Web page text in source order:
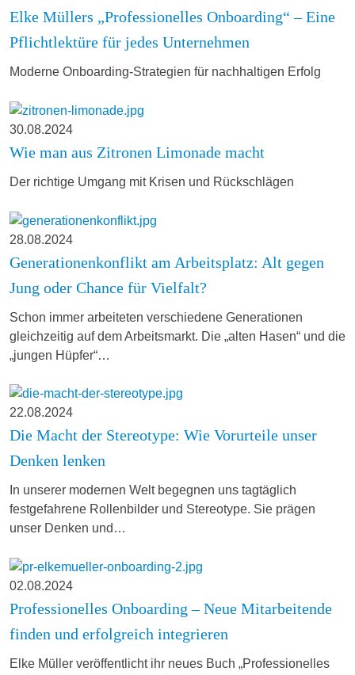
Elke Müllers „Professionelles Onboarding“ – Eine
Pflichtlektüre für jedes Unternehmen
Moderne Onboarding-Strategien für nachhaltigen Erfolg
30.08.2024
Wie man aus Zitronen Limonade macht
Der richtige Umgang mit Krisen und Rückschlägen
28.08.2024
Generationenkonflikt am Arbeitsplatz: Alt gegen
Jung oder Chance für Vielfalt?
Schon immer arbeiteten verschiedene Generationen
gleichzeitig auf dem Arbeitsmarkt. Die „alten Hasen“ und die
„jungen Hüpfer“…
22.08.2024
Die Macht der Stereotype: Wie Vorurteile unser
Denken lenken
In unserer modernen Welt begegnen uns tagtäglich
festgefahrene Rollenbilder und Stereotype. Sie prägen
unser Denken und…
02.08.2024
Professionelles Onboarding – Neue Mitarbeitende
finden und erfolgreich integrieren
Elke Müller veröffentlicht ihr neues Buch „Professionelles